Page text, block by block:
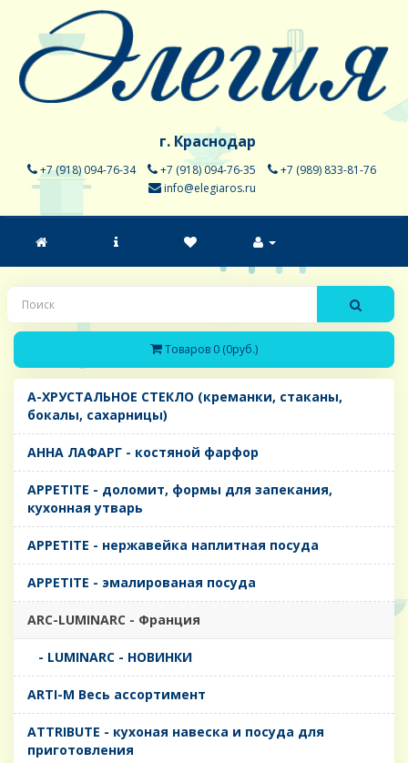
г. Краснодар
+7 (918) 094-76-34 +7 (918) 094-76-35
+7 (989) 833-81-76
info@elegiaros.ru
Товаров 0 (0руб.)
A-ХРУСТАЛЬНОЕ СТЕКЛО (креманки, стаканы,
бокалы, сахарницы)
AHHA ЛАФАРГ - костяной фарфор
APPETITE - доломит, формы для запекания,
кухонная утварь
APPETITE - нержавейка наплитная посуда
APPETITE - эмалированая посуда
ARC-LUMINARC - Франция
- LUMINARC - НОВИНКИ
ARTI-M Весь ассортимент
ATTRIBUTE - кухоная навеска и посуда для
приготовления